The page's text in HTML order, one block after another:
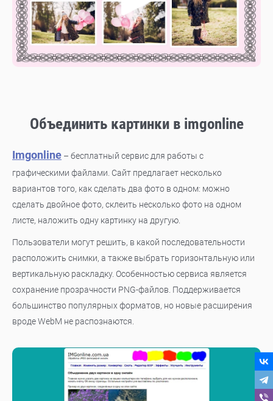
Объединить картинки в imgonline
Imgonline – бесплатный сервис для работы с
графическими файлами. Сайт предлагает несколько
вариантов того, как сделать два фото в одном: можно
сделать двойное фото, склеить несколько фото на одном
листе, наложить одну картинку на другую.
Пользователи могут решить, в какой последовательности
расположить снимки, а также выбрать горизонтальную или
вертикальную раскладку. Особенностью сервиса является
сохранение прозрачности PNG-файлов. Поддерживается
большинство популярных форматов, но новые расширения
вроде WebM не распознаются.